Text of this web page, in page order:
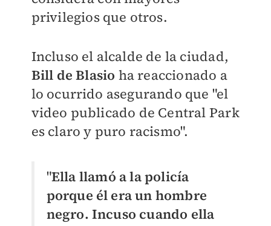
privilegios que otros.
Incluso el alcalde de la ciudad,
Bill de Blasio ha reaccionado a
lo ocurrido asegurando que "el
video publicado de Central Park
es claro y puro racismo".
"Ella llamó a la policía
porque él era un hombre
negro. Incuso cuando ella